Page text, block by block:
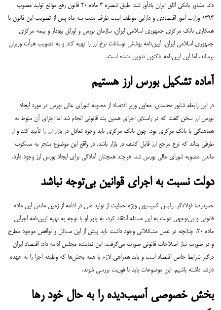
داد.
مشاور بانکی اتاق ایران یادآور شد: طبق تبصره ۳ ماده ۲۰ قانون رفع موانع تولید مصوب
۱۳۹۴ وزارت امور اقتصادی و دارایی موظف است ظرف مدت سه ماه پس از تصویب این قانون با
همکاری بانک مرکزی جمهوری اسلامی ایران، سازمان بورس و اوراق بهادار و بیمه مرکزی
جمهوری اسلامی ایران، آیین‌نامه پوشش نوسانات نرخ ارز را تهیه کند و به تصویب هیأت وزیران
برساند. اما این آیین‌نامه تاکنون تدوین نشده است.
آماده تشکیل بورس ارز هستیم
در این رابطه شاپور محمدی، معاون وزیر اقتصاد از مصوبه شورای عالی بورس در مورد ایجاد
بورس ارز سخن گفت که در راستای اجرای همین بند قانونی انجام شد اما اجرای آن منوط به
هماهنگی با بانک مرکزی بود. چون بانک مرکزی باید وجود تعادل در بازار ارز را تأیید کند و از
طرفی بداند که نرخ مرجع ارز قابل کشف در بازار باشد. در واقع این موضوع منجر به مسکوت
ماندن مصوبه شورای عالی بورس شد. هرچند همچنان آمادگی برای ایجاد بورس ارز وجود دارد.
دولت نسبت به اجرای قوانین بی‌توجه نباشد
حمیدرضا فولادگر، رئیس کمیسیون ویژه حمایت از تولید ملی در ادامه از زمین ماندن این ماده
قانونی و بی‌توجهی دولت به این مسئله انتقاد کرد. به باور او با توجه به تهیه آیین‌نامه اجرایی
ماده ۲۰، چنانچه در عمل مشکلاتی وجود داشت باید پیش از این مسائل و نواقص موجود مطرح
و در صورت نیاز اصلاحات قانونی صورت می‌گرفت.این نماینده مجلس ادامه داد: اقتصاد ایران
درگیر شرایط خاص اقتصاد است و باید همراهی لازم با همه بخش‌ها که وظیفه اجرا را به عهده
دارند، داشته باشیم. این موضوعات باید با فوریت بررسی شوند.
بخش خصوصی آسیب‌دیده را به حال خود رها